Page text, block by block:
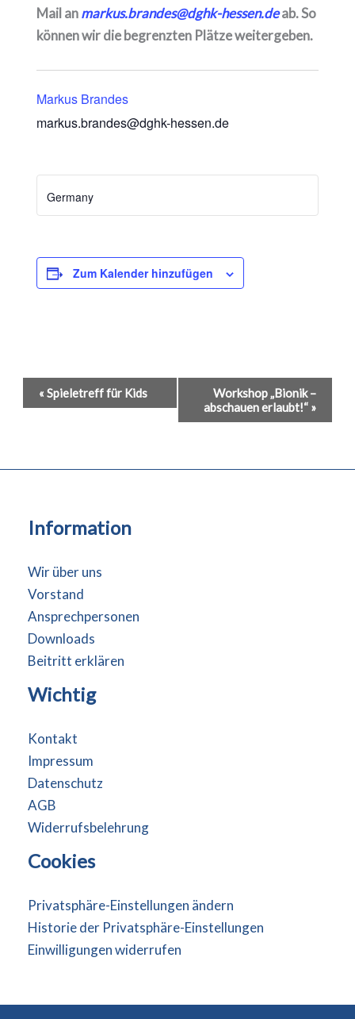
Mail anmarkus.brandes@dghk-hessen.deab. So
können wir die begrenzten Plätze weitergeben.
Markus Brandes
markus.brandes@dghk-hessen.de
Germany
Zum Kalender hinzufügen
Veranstaltung-
Navigation
« Spieletreff für Kids
Workshop „Bionik –
abschauen erlaubt!“ »
Information
Wir über uns
Vorstand
Ansprechpersonen
Downloads
Beitritt erklären
Wichtig
Kontakt
Impressum
Datenschutz
AGB
Widerrufsbelehrung
Cookies
Privatsphäre-Einstellungen ändern
Historie der Privatsphäre-Einstellungen
Einwilligungen widerrufen